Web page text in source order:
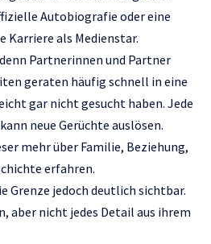
Autobiografie oder eine
als Medienstar.
Partnerinnen und Partner
geraten häufig schnell in eine
gar nicht gesucht haben. Jede
neue Gerüchte auslösen.
mehr über Familie, Beziehung,
erfahren.
Grenze jedoch deutlich sichtbar.
aber nicht jedes Detail aus ihrem